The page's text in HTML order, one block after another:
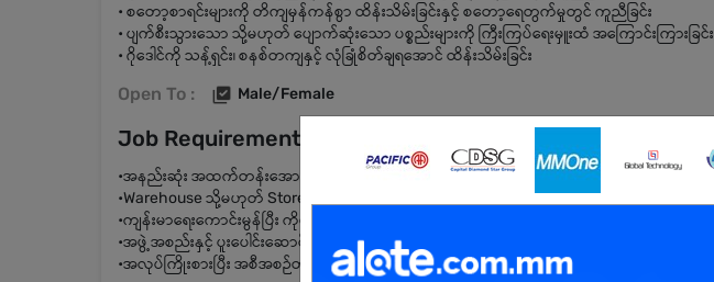
• စတော့စာရင်းများကို တိကျမှန်ကန်စွာ ထိန်းသိမ်းခြင်းနှင့် စတော့ရေတွက်မှုတွင် ကူညီခြင်း
• ပျက်စီးသွားသော သို့မဟုတ် ပျောက်ဆုံးသော ပစ္စည်းများကို ကြီးကြပ်ရေးမှူးထံ အကြောင်းကြားခြင်း
• ဂိုဒေါင်ကို သန့်ရှင်း၊ စနစ်တကျနှင့် လုံခြုံစိတ်ချရအောင် ထိန်းသိမ်းခြင်း
Open To : Male/Female
Job Requirements
•အနည်းဆုံး အထက်တန်းအောင် (သို့မဟုတ်) ဆက်စပ်လုပ်ငန်းအတွေ့အကြုံရှိသူ ဖြစ်ရမည်။
•Warehouse သို့မဟုတ် Store ပိုင်းတွင် အတွေ့အကြုံရှိသူကို ဦးစားပေးစဉ်းစားမည်။
•ကျန်းမာရေးကောင်းမွန်ပြီး ကိုယ်လက်လှုပ်ရှား အလုပ်များကို တက်ကြွစွာ လုပ်ကိုင်နိုင်သူ ဖြစ်ရမည်။
•အဖွဲ့အစည်းနှင့် ပူးပေါင်းဆောင်ရွက်နိုင်ပြီး တာဝန်ယူမှုရှိသူ ဖြစ်ရမည်။
•အလုပ်ကြိုးစားပြီး အစီအစဉ်တကျ ရှိသူဖြစ်ရမည်။